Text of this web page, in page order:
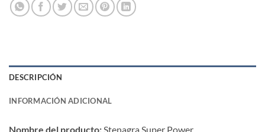
DESCRIPCIÓN
INFORMACIÓN ADICIONAL
Nombre del producto:​​ Stenagra Super Power